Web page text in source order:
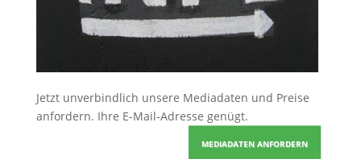
Jetzt unverbindlich unsere Mediadaten und Preise
anfordern. Ihre E-Mail-Adresse genügt.
MEDIADATEN ANFORDERN